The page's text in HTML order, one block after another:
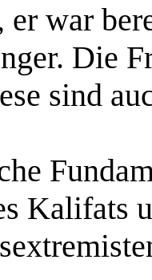
er war
Die
sind
Kalifats